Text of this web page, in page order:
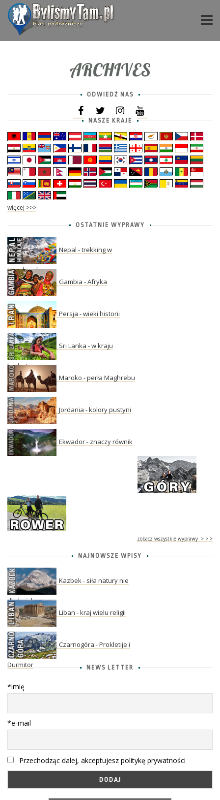
ARCHIVES
ODWIEDŹ NAS
NASZE KRAJE
więcej >>>
OSTATNIE WYPRAWY
Nepal - trekking w
Himalajach
Gambia - Afryka
Persja - wieki historii
Sri Lanka - w kraju
herbaty
Maroko - perła Maghrebu
Jordania - kolory pustyni
Ekwador - znaczy równik
zobacz wszystkie wyprawy > > >
NAJNOWSZE WPISY
Kazbek - siła natury nie
dla każdego
Liban - kraj wielu religii
Czarnogóra - Prokletije i
Durmitor NEWS LETTER
*imię
*e-mail
Przechodząc dalej, akceptujesz politykę prywatności